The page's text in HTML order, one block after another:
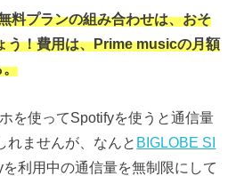
料プランの組み合わせは、おそ
う！費用は、Prime musicの月額
。
を使ってSpotifyを使うと通信量
れませんが、なんと BIGLOBE SI
利用中の通信量を無制限にして